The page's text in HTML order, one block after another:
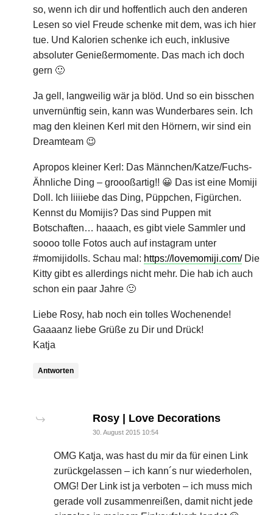
so, wenn ich dir und hoffentlich auch den anderen
Lesen so viel Freude schenke mit dem, was ich hier
tue. Und Kalorien schenke ich euch, inklusive
absoluter Genießermomente. Das mach ich doch
gern 🙂
Ja gell, langweilig wär ja blöd. Und so ein bisschen
unvernünftig sein, kann was Wunderbares sein. Ich
mag den kleinen Kerl mit den Hörnern, wir sind ein
Dreamteam 😉
Apropos kleiner Kerl: Das Männchen/Katze/Fuchs-
Ähnliche Ding – groooßartig!! 😀 Das ist eine Momiji
Doll. Ich liiiiebe das Ding, Püppchen, Figürchen.
Kennst du Momijis? Das sind Puppen mit
Botschaften… haaach, es gibt viele Sammler und
soooo tolle Fotos auch auf instagram unter
#momijidolls. Schau mal: https://lovemomiji.com/Die
Kitty gibt es allerdings nicht mehr. Die hab ich auch
schon ein paar Jahre 🙂
Liebe Rosy, hab noch ein tolles Wochenende!
Gaaaanz liebe Grüße zu Dir und Drück!
Katja
Antworten
Rosy | Love Decorationssays:
30. August 2015 10:54
OMG Katja, was hast du mir da für einen Link
zurückgelassen – ich kann´s nur wiederholen,
OMG! Der Link ist ja verboten – ich muss mich
gerade voll zusammenreißen, damit nicht jede